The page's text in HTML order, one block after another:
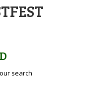
search